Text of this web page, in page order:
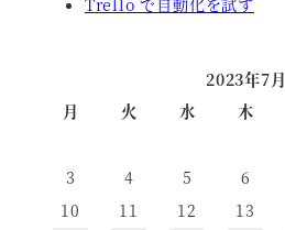
2023年7月
月
火 水 木
3
4 5 6
10
11 12 13